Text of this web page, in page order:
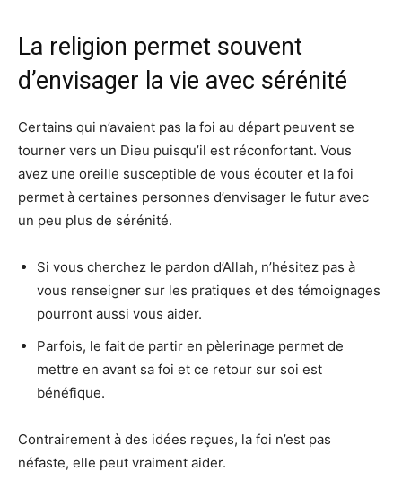
La religion permet souvent
d’envisager la vie avec sérénité
Certains qui n’avaient pas la foi au départ peuvent se
tourner vers un Dieu puisqu’il est réconfortant. Vous
avez une oreille susceptible de vous écouter et la foi
permet à certaines personnes d’envisager le futur avec
un peu plus de sérénité.
Si vous cherchez le pardon d’Allah, n’hésitez pas à
vous renseigner sur les pratiques et des témoignages
pourront aussi vous aider.
Parfois, le fait de partir en pèlerinage permet de
mettre en avant sa foi et ce retour sur soi est
bénéfique.
Contrairement à des idées reçues, la foi n’est pas
néfaste, elle peut vraiment aider.